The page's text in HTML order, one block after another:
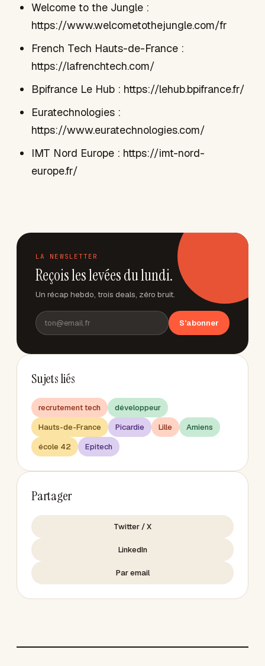
Welcome to the Jungle :
https://www.welcometothejungle.com/fr
French Tech Hauts-de-France :
https://lafrenchtech.com/
Bpifrance Le Hub : https://lehub.bpifrance.fr/
Euratechnologies :
https://www.euratechnologies.com/
IMT Nord Europe : https://imt-nord-
europe.fr/
LA NEWSLETTER
Reçois les levées du lundi.
Un récap hebdo, trois deals, zéro bruit.
S'abonner
Sujets liés
recrutement tech
développeur
Hauts-de-France
Picardie Lille
Amiens
école 42
Epitech
Partager
Twitter / X
LinkedIn
Par email